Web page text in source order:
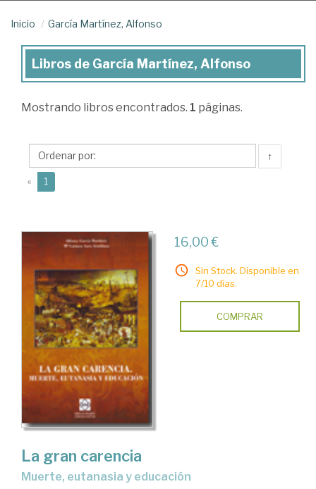
Inicio García Martínez, Alfonso
Libros
García
Alfonso
Libros de García Martínez, Alfonso
Mostrando libros encontrados. 1 páginas.
↑
« 1
16,00 €
Sin Stock. Disponible en
7/10 días.
COMPRAR
La gran carencia
muerte, eutanasia y educación